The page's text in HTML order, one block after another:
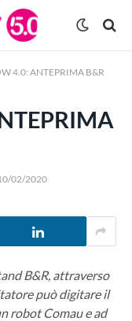
4.0: ANTEPRIMA B&R
02/2020
B&R, attraverso
può digitare il
robot Comau e ad